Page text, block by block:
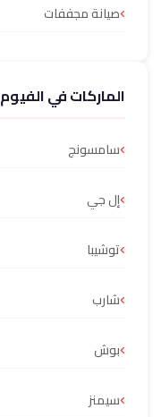
صيانة مجففات
الماركات في الفيوم
سامسونج
إل جي
توشيبا
شارب
بوش
سيمنز